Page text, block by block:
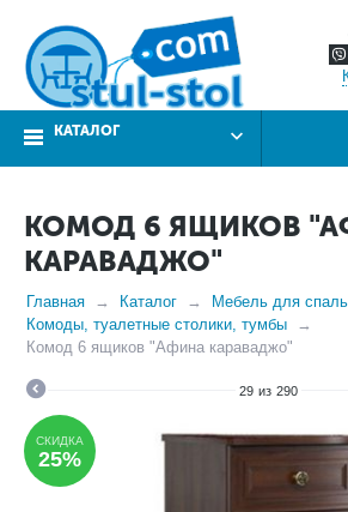
КАТАЛОГ
КОМОД 6 ЯЩИКОВ
КАРАВАДЖО"
Главная Каталог
Мебель для
Комоды, туалетные столики, тумбы
Комод 6 ящиков "Афина караваджо"
29 из 290
СКИДКА
25%